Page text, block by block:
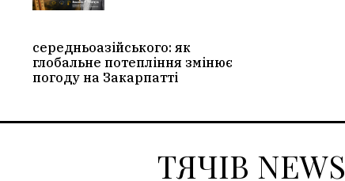
середньоазійського: як
глобальне потепління змінює
погоду на Закарпатті
ТЯЧІВ NEWS